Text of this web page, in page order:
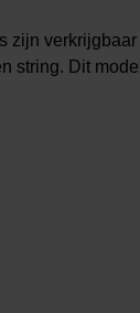
zijn
string. Dit